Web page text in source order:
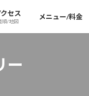
セス
順/地図
メニュー/料金
ー